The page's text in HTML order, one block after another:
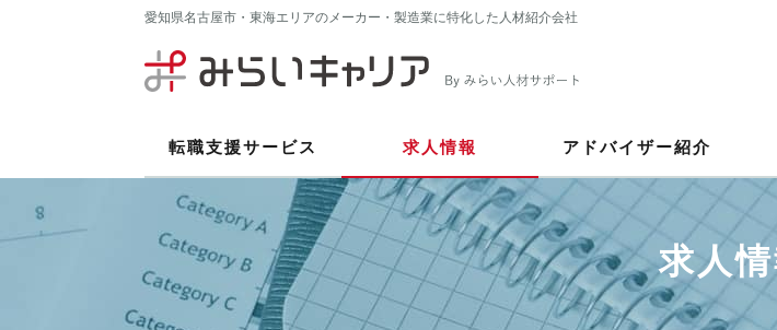
愛知県名古屋市・東海エリアのメーカー・製造業に特化した人材紹介会社
転職支援サービス 求人情報 アドバイザー紹介
求人